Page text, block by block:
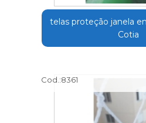
telas proteção janela
Cotia
Cod.:8361